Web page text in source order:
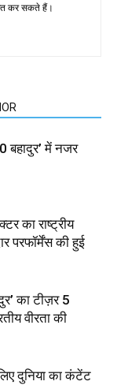
कर सकते हैं।
बहादुर’ में नजर
का राष्ट्रीय
परफॉर्मेंस की हुई
का टीज़र 5
वीरता की
दुनिया का कंटेंट